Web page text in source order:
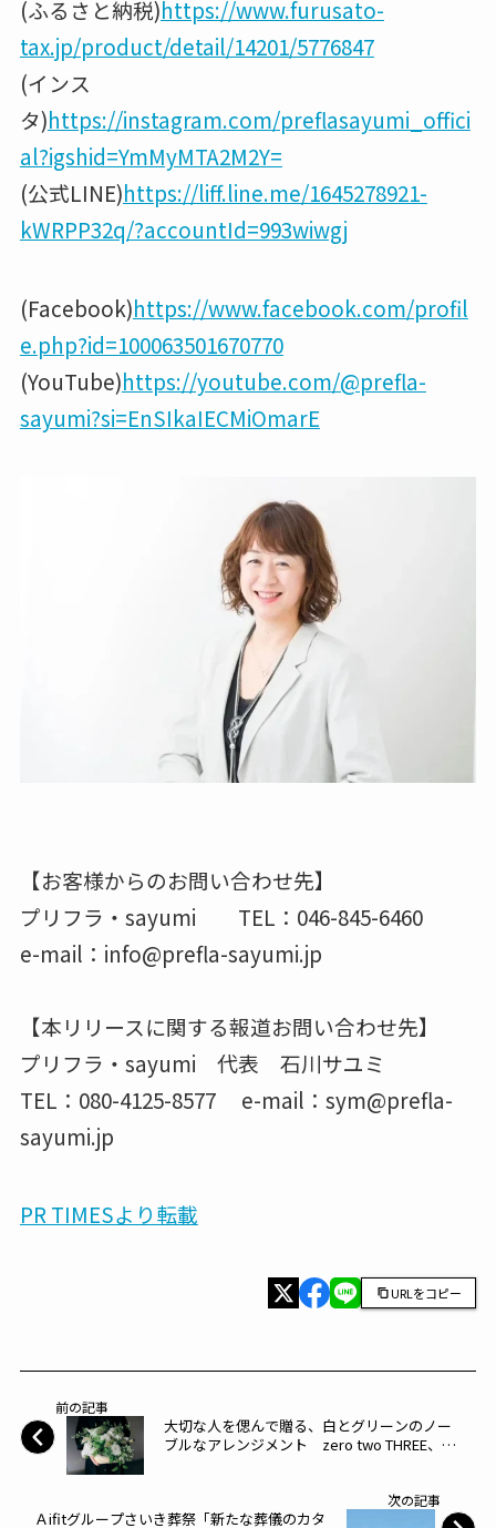
(ふるさと納税)https://www.furusato-
tax.jp/product/detail/14201/5776847
(インス
タ)https://instagram.com/preflasayumi_offici
al?igshid=YmMyMTA2M2Y=
(公式LINE)https://liff.line.me/1645278921-
kWRPP32q/?accountId=993wiwgj
(Facebook)https://www.facebook.com/profil
e.php?id=100063501670770
(YouTube)https://youtube.com/@prefla-
sayumi?si=EnSIkaIECMiOmarE
【お客様からのお問い合わせ先】
プリフラ・sayumi TEL：046-845-6460
e-mail：info@prefla-sayumi.jp
【本リリースに関する報道お問い合わせ先】
プリフラ・sayumi 代表 石川サユミ
TEL：080-4125-8577 e-mail：sym@prefla-
sayumi.jp
PR TIMESより転載
URLをコピー
前の記事
大切な人を偲んで贈る、白とグリーンのノー
ブルなアレンジメント zero two THREE、お
次の記事
Ａifitグループさいき葬祭「新たな葬儀のカタ